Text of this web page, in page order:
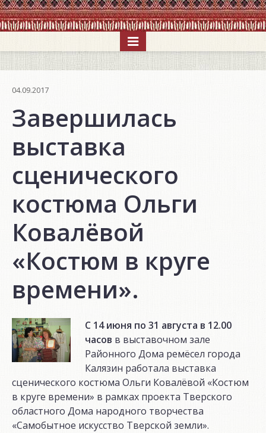
04.09.2017
Завершилась
выставка
сценического
костюма Ольги
Ковалёвой
«Костюм в круге
времени».
С 14 июня по 31 августа в 12.00
часов в выставочном зале
Районного Дома ремёсел города
Калязин работала выставка
сценического костюма Ольги Ковалёвой «Костюм
в круге времени» в рамках проекта Тверского
областного Дома народного творчества
«Самобытное искусство Тверской земли».